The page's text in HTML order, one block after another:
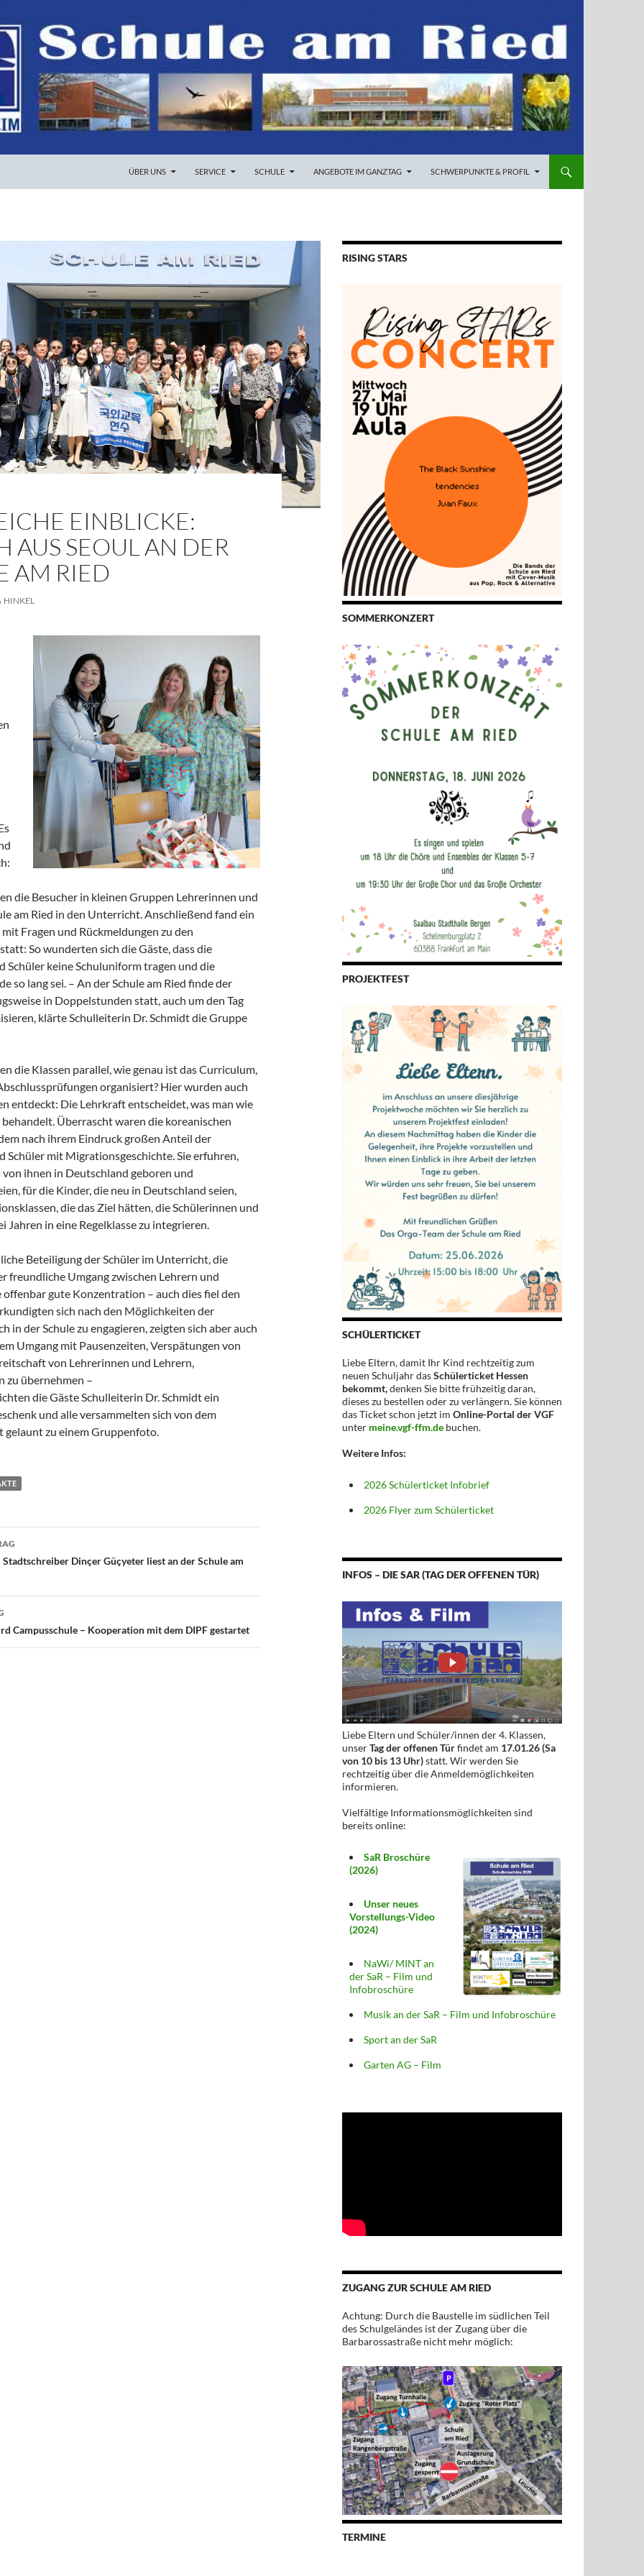
ÜBER UNS
SERVICE SCHULE ANGEBOTE IM GANZTAG SCHWERPUNKTE & PROFIL
EINBLICKE:
AUS SEOUL AN DER
AM RIED
HINKEL
die Besucher in kleinen Gruppen Lehrerinnen und
am Ried in den Unterricht. Anschließend fand ein
Fragen und Rückmeldungen zu den
So wunderten sich die Gäste, dass die
Schüler keine Schuluniform tragen und die
so lang sei. – An der Schule am Ried finde der
in Doppelstunden statt, auch um den Tag
klärte Schulleiterin Dr. Schmidt die Gruppe
die Klassen parallel, wie genau ist das Curriculum,
organisiert? Hier wurden auch
entdeckt: Die Lehrkraft entscheidet, was man wie
Überrascht waren die koreanischen
nach ihrem Eindruck großen Anteil der
Schüler mit Migrationsgeschichte. Sie erfuhren,
von ihnen in Deutschland geboren und
für die Kinder, die neu in Deutschland seien,
die das Ziel hätten, die Schülerinnen und
Jahren in eine Regelklasse zu integrieren.
Beteiligung der Schüler im Unterricht, die
freundliche Umgang zwischen Lehrern und
offenbar gute Konzentration – auch dies fiel den
sich nach den Möglichkeiten der
in der Schule zu engagieren, zeigten sich aber auch
Umgang mit Pausenzeiten, Verspätungen von
von Lehrerinnen und Lehrern,
zu übernehmen –
die Gäste Schulleiterin Dr. Schmidt ein
und alle versammelten sich von dem
gelaunt zu einem Gruppenfoto.
Dinçer Güçyeter liest an der Schule am
Campusschule – Kooperation mit dem DIPF gestartet
RISING STARS
SOMMERKONZERT
PROJEKTFEST
SCHÜLERTICKET
Liebe Eltern, damit Ihr Kind rechtzeitig zum
neuen Schuljahr dasSchülerticket Hessen
bekommt,denken Sie bitte frühzeitig daran,
dieses zu bestellen oder zu verlängern. Sie können
das Ticket schon jetzt im Online-Portal der VGF
unter meine.vgf-ffm.de buchen.
Weitere Infos:
2026 Schülerticket Infobrief
2026 Flyer zum Schülerticket
INFOS – DIE SAR (TAG DER OFFENEN TÜR)
Liebe Eltern und Schüler/innen der 4. Klassen,
unserTag der offenen Türfindet am 17.01.26 (Sa
von 10 bis 13 Uhr)statt. Wir werden Sie
rechtzeitig über die Anmeldemöglichkeiten
informieren.
Vielfältige Informationsmöglichkeiten sind
bereits online:
SaR Broschüre
(2026)
Unser neues
Vorstellungs-Video
(2024)
NaWi/ MINT an
der SaR – Film und
Infobroschüre
Musik an der SaR – Film und Infobroschüre
Sport an der SaR
Garten AG – Film
ZUGANG ZUR SCHULE AM RIED
Achtung: Durch die Baustelle im südlichen Teil
des Schulgeländes ist der Zugang über die
Barbarossastraße nicht mehr möglich:
TERMINE